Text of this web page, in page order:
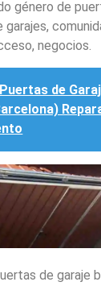
género de
negocios.
Puertas de
de garaje